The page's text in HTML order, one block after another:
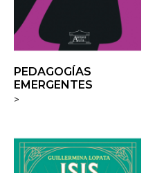
PEDAGOGÍAS
EMERGENTES
>